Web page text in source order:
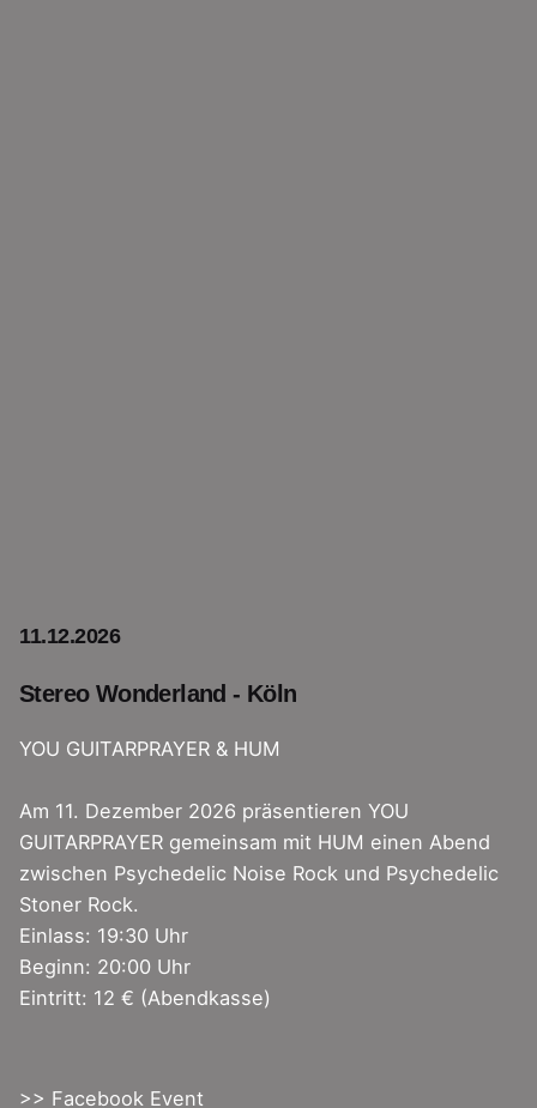
11.12.2026
Stereo Wonderland - Köln
YOU GUITARPRAYER & HUM
Am 11. Dezember 2026 präsentieren YOU
GUITARPRAYER gemeinsam mit HUM einen Abend
zwischen Psychedelic Noise Rock und Psychedelic
Stoner Rock.
Einlass: 19:30 Uhr
Beginn: 20:00 Uhr
Eintritt: 12 € (Abendkasse)
>> Facebook Event